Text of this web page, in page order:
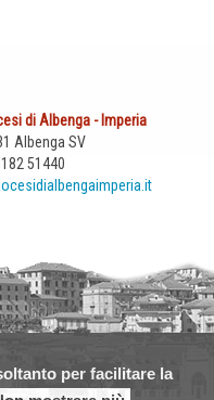
per facilitare la
di Albenga - Imperia
Albenga SV
51440